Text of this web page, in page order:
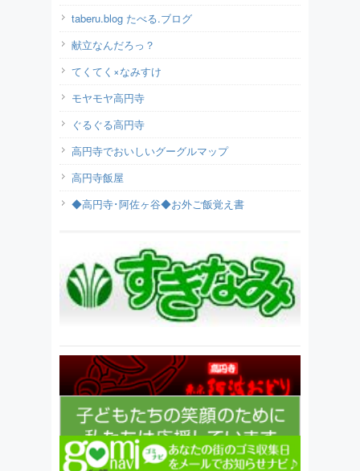
taberu.blog たべる.ブログ
献立なんだろっ？
てくてく×なみすけ
モヤモヤ高円寺
ぐるぐる高円寺
高円寺でおいしいグーグルマップ
高円寺飯屋
◆高円寺･阿佐ヶ谷◆お外ご飯覚え書